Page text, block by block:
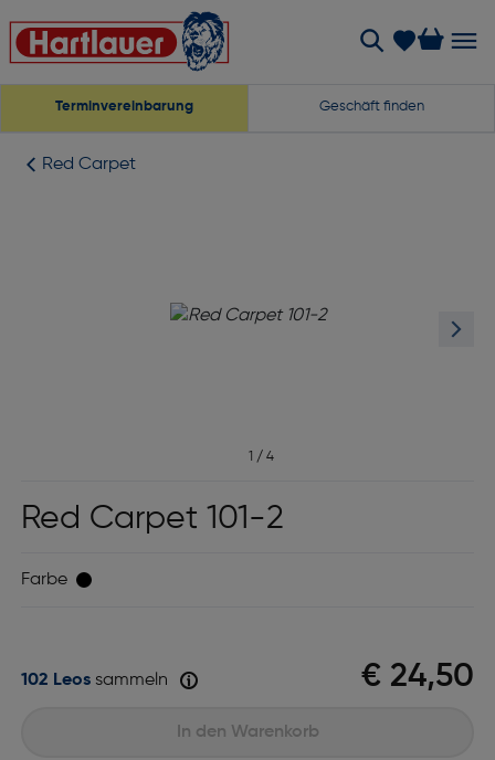
Terminvereinbarung Geschäft finden
Red Carpet
1 / 4
Red Carpet 101-2
Farbe
€ 24,50
102 Leossammeln
In den Warenkorb